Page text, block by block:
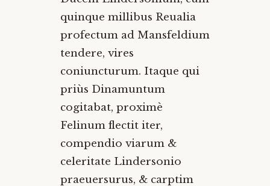
quinque millibus Reualia
profectum ad Mansfeldium
tendere, vires
coniuncturum. Itaque qui
priùs Dinamuntum
cogitabat, proximè
Felinum flectit iter,
compendio viarum &
celeritate Lindersonio
praeuersurus, & carptim